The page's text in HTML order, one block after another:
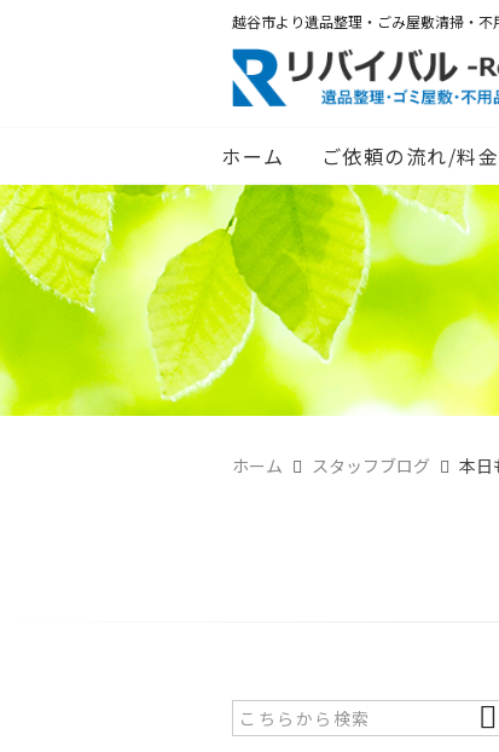
越谷市より遺品整理・ごみ屋敷清掃・
ホーム ご依頼の流れ/料金
ホーム スタッフブログ 本日